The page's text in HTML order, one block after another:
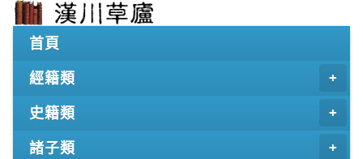
首頁
經籍類
史籍類
諸子類